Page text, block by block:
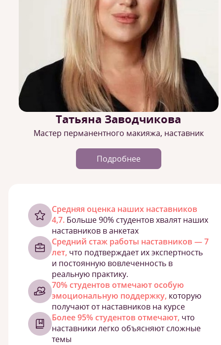
Татьяна Заводчикова
Мастер перманентного макияжа, наставник
Подробнее
Cредняя оценка наших наставников
4,7. Больше 90% студентов хвалят наших
наставников в анкетах
Средний стаж работы наставников — 7
лет, что подтверждает их экспертность
и постоянную вовлеченность в
реальную практику.
70% студентов отмечают особую
эмоциональную поддержку, которую
получают от наставников на курсе
Более 95% студентов отмечают, что
наставники легко объясняют сложные
темы